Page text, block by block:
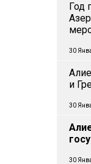
Год
30
и
30
30